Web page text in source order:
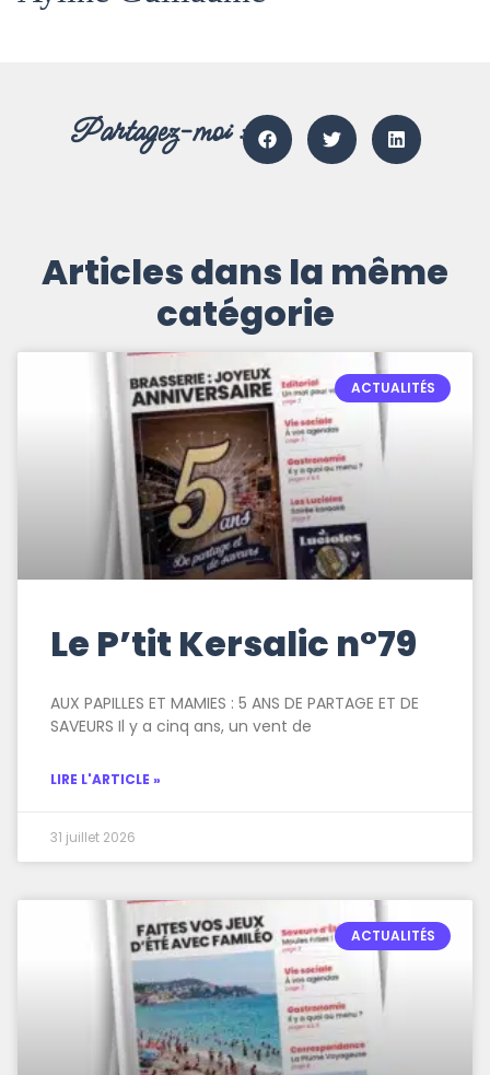
Partagez-moi :
Articles dans la même
catégorie
ACTUALITÉS
Le P’tit Kersalic n°79
AUX PAPILLES ET MAMIES : 5 ANS DE PARTAGE ET DE
SAVEURS Il y a cinq ans, un vent de
LIRE L'ARTICLE »
31 juillet 2026
ACTUALITÉS